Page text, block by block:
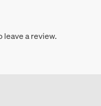
leave a review.